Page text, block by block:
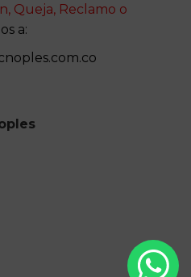
Queja, Reclamo o
a: